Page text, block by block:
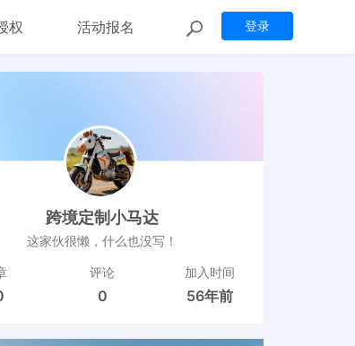
登录
权 活动报名
跨境定制小马达
这家伙很懒，什么也没写！
评论
0
加入时间
56年前